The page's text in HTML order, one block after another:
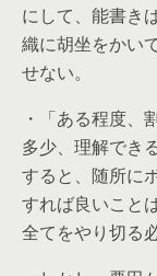
にして、能書き
織に胡坐をかい
せない。
・「ある程度、
多少、理解でき
すると、随所に
すれば良いこと
全てをやり切る